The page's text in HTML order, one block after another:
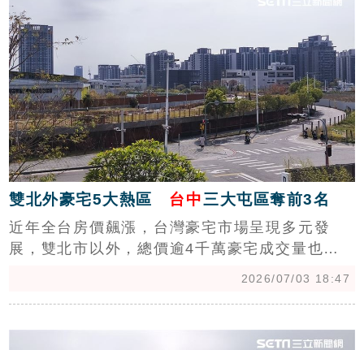
新案對首購與換屋族群的吸引力。值得注意的
是，隨新青安貸款政策研擬調整，若設下年齡門
檻，恐衝擊台中逾四分之一的新屋買家，尤其房
價較高的西屯區影響最顯著，未來房市買盤結構
可能面臨洗牌，相關動向值得持續關注。
雙北外豪宅5大熱區 台中三大屯區奪前3名
近年全台房價飆漲，台灣豪宅市場呈現多元發
展，雙北市以外，總價逾4千萬豪宅成交量也越
年發展極快，擁有市府行政中心及大型百貨商
2026/07/03 18:47